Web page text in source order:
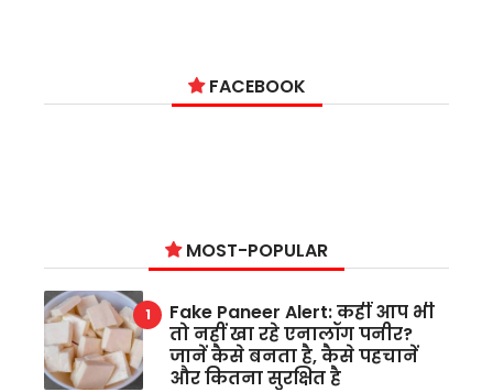
FACEBOOK
MOST-POPULAR
Fake Paneer Alert: कहीं आप भी
तो नहीं खा रहे एनालॉग पनीर?
जानें कैसे बनता है, कैसे पहचानें
और कितना सुरक्षित है